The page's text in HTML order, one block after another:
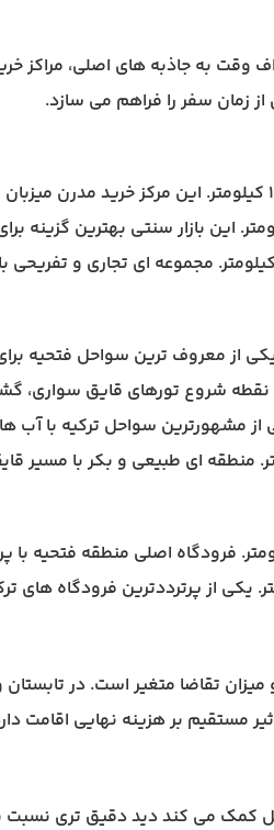
به جاذبه های اصلی، مراکز
زمان سفر را فراهم می سازد.
تقاضا متغیر است. در
مستقیم بر هزینه نهایی
کمک می کند دید دقیق تری